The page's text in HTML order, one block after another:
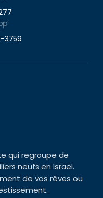
3759
qui regroupe de
neufs en Israël.
de vos rêves ou